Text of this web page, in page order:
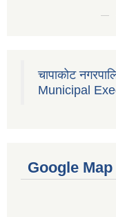
चापाकोट
Municipal
Google Map